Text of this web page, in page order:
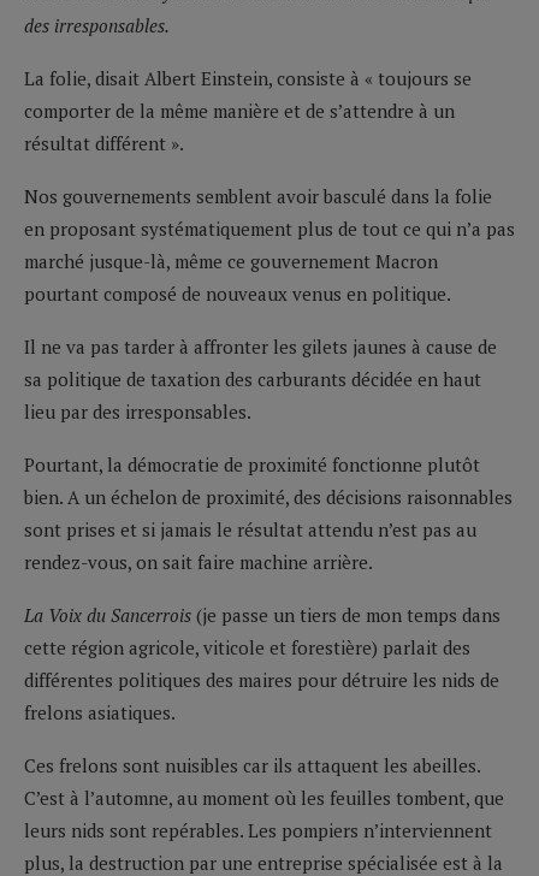
des irresponsables.
La folie, disait Albert Einstein, consiste à « toujours se
comporter de la même manière et de s’attendre à un
résultat différent ».
Nos gouvernements semblent avoir basculé dans la folie
en proposant systématiquement plus de tout ce qui n’a pas
marché jusque-là, même ce gouvernement Macron
pourtant composé de nouveaux venus en politique.
Il ne va pas tarder à affronter les gilets jaunes à cause de
sa politique de taxation des carburants décidée en haut
lieu par des irresponsables.
Pourtant, la démocratie de proximité fonctionne plutôt
bien. A un échelon de proximité, des décisions raisonnables
sont prises et si jamais le résultat attendu n’est pas au
rendez-vous, on sait faire machine arrière.
La Voix du Sancerrois (je passe un tiers de mon temps dans
cette région agricole, viticole et forestière) parlait des
différentes politiques des maires pour détruire les nids de
frelons asiatiques.
Ces frelons sont nuisibles car ils attaquent les abeilles.
C’est à l’automne, au moment où les feuilles tombent, que
leurs nids sont repérables. Les pompiers n’interviennent
plus, la destruction par une entreprise spécialisée est à la